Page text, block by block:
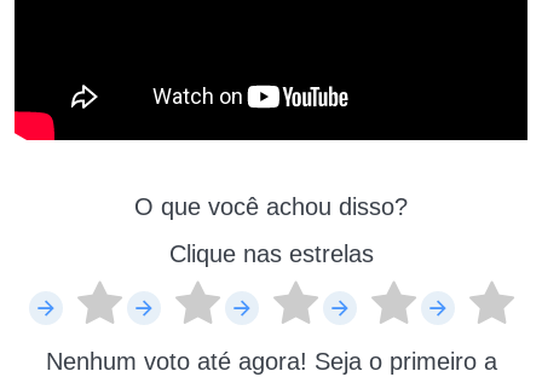
O que você achou disso?
Clique nas estrelas
Nenhum voto até agora! Seja o primeiro a